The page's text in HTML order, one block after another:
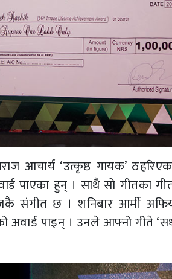
आचार्य ‘उत्कृष्ठ गायक’
पाएका हुन् । साथै सो गीतका
संगीत छ । शनिबार आर्मी
अवार्ड पाइन् । उनले आफ्नो गीते